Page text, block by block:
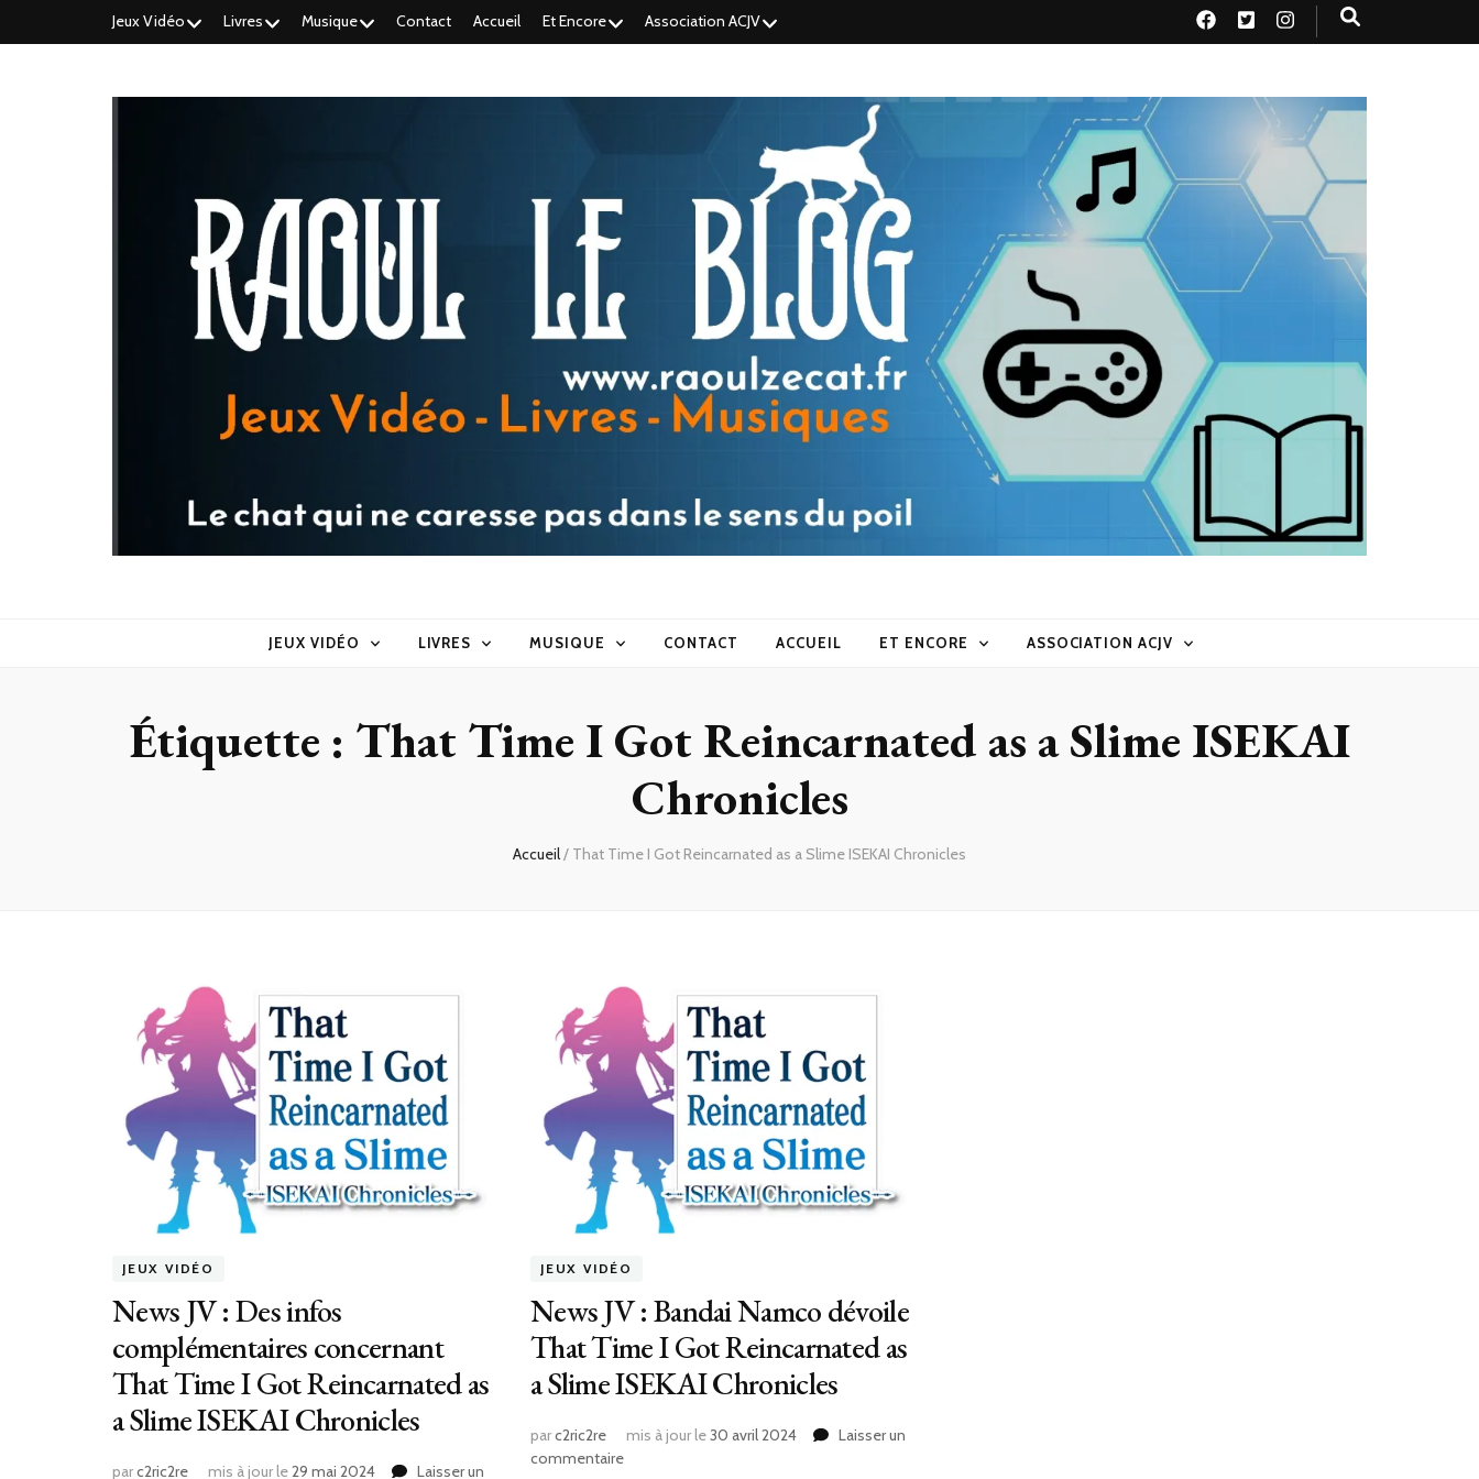
Jeux Vidéo Livres Musique Contact Accueil Et Encore Association ACJV
Raoul le blog
JEUX VIDÉO LIVRES MUSIQUE CONTACT ACCUEIL ET ENCORE ASSOCIATION ACJV
Étiquette : That Time I Got Reincarnated as a Slime ISEKAI
Chronicles
Accueil/ That Time I Got Reincarnated as a Slime ISEKAI Chronicles
JEUX VIDÉO
News JV : Des infos
complémentaires concernant
That Time I Got Reincarnated as
a Slime ISEKAI Chronicles
parc2ric2re mis à jour le29 mai 2024
Laisser un
JEUX VIDÉO
News JV : Bandai Namco dévoile
That Time I Got Reincarnated as
a Slime ISEKAI Chronicles
parc2ric2re mis à jour le30 avril 2024
Laisser un
commentairesur